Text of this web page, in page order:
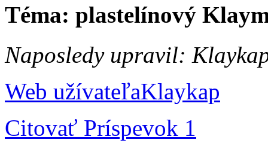
Téma: plastelínový
Naposledy upravil:
Web užívateľaKlaykap
Citovať Príspevok 1